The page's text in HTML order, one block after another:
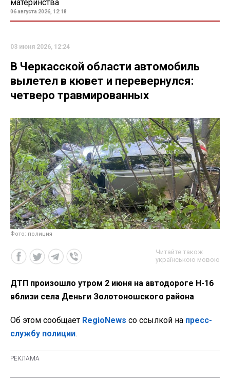
материнства
06 августа 2026, 12:18
03 июня 2026, 12:24
В Черкасской области автомобиль
вылетел в кювет и перевернулся:
четверо травмированных
Фото: полиция
Читайте також
українською мовою
ДТП произошло утром 2 июня на автодороге Н-16
вблизи села Деньги Золотоношского района
Об этом сообщает RegioNews со ссылкой на пресс-
службу полиции.